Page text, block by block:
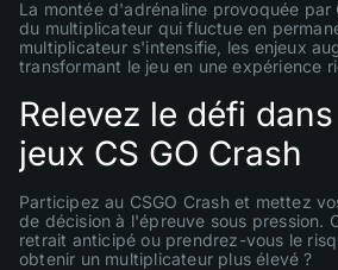
La montée d'adrénaline provoquée par
du multiplicateur qui fluctue en
multiplicateur s'intensifie, les enjeux
transformant le jeu en une expérience
Relevez le défi
jeux CS GO Crash
Participez au CSGO Crash et mettez
de décision à l'épreuve sous pression.
retrait anticipé ou prendrez-vous le
obtenir un multiplicateur plus élevé ?